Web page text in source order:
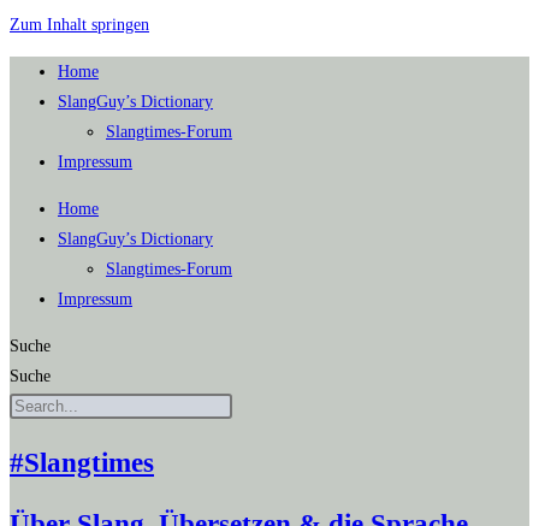
Zum Inhalt springen
Home
SlangGuy’s Dic­tion­a­ry
Slang­times-Forum
Impres­sum
Home
SlangGuy’s Dic­tion­a­ry
Slang­times-Forum
Impres­sum
Suche
Suche
#Slangtimes